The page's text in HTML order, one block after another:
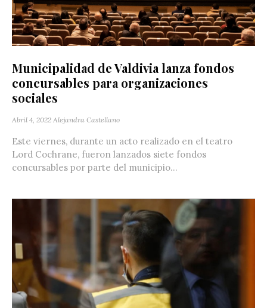
Municipalidad de Valdivia lanza fondos
concursables para organizaciones
sociales
Abril 4, 2022 Alejandra Castellano
Este viernes, durante un acto realizado en el teatro
Lord Cochrane, fueron lanzados siete fondos
concursables por parte del municipio...